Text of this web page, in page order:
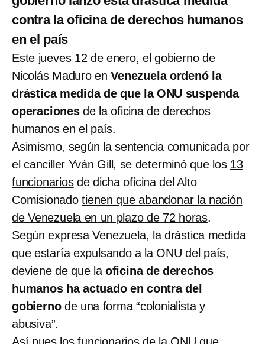
contra la oficina de derechos humanos
en el país
Este jueves 12 de enero, el gobierno de
Nicolás Maduro enVenezuela ordenó la
drástica medida de que la ONU suspenda
operacionesde la oficina de derechos
humanos en el país.
Asimismo, según la sentencia comunicada por
el canciller Yván Gill, se determinó que los 13
funcionariosde dicha oficina del Alto
Comisionadotienen que abandonar la nación
de Venezuela en un plazo de 72 horas.
Según expresa Venezuela, la drástica medida
que estaría expulsando a la ONU del país,
deviene de que la oficina de derechos
humanos ha actuado en contra del
gobiernode una forma “colonialista y
abusiva”.